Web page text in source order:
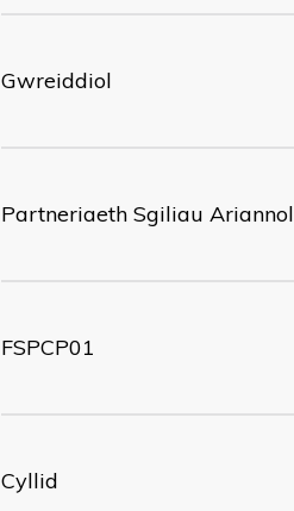
Gwreiddiol
Partneriaeth Sgiliau Ariannol
FSPCP01
Cyllid